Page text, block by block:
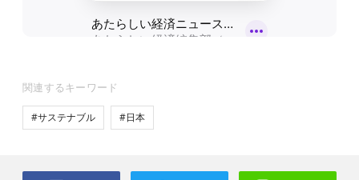
関連するキーワード
#サステナブル #日本